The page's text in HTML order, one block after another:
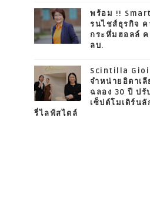
พร้อม !! Smart
รนไชส์ธุรกิจ ค
กระหึ่มฮอลล์ ค
ลบ.
Scintilla
จำหน่ายอิตาเ
ฉลอง 30 ปี ป
เซ็ปต์โมเดิร์น
รี่ไลฟ์สไตล์